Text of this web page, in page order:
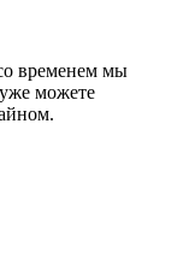
временем мы
можете